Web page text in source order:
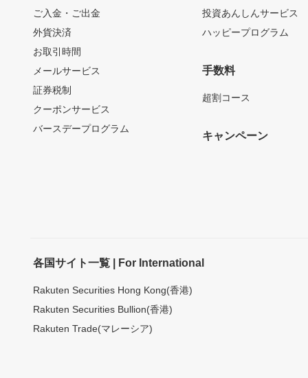
ご入金・ご出金
外貨決済
お取引時間
メールサービス
証券税制
クーポンサービス
バースデープログラム
投資あんしんサービス
ハッピープログラム
手数料
超割コース
キャンペーン
各国サイト一覧 | For International
Rakuten Securities Hong Kong(香港)
Rakuten Securities Bullion(香港)
Rakuten Trade(マレーシア)